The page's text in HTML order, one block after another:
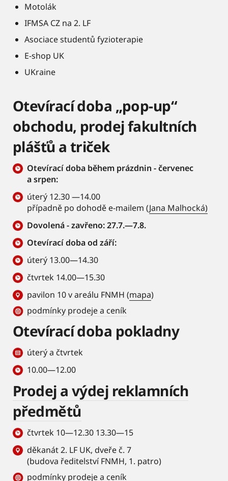
Motolák
IFMSA CZ na 2. LF
Asociace studentů fyzioterapie
E-shop UK
UKraine
Otevírací doba „pop-up“
obchodu, prodej fakultních
plášťů a triček
Otevírací doba během prázdnin - červenec
a srpen:
úterý 12.30 —14.00
případně po dohodě e-mailem (Jana Malhocká)
Dovolená - zavřeno: 27.7.—7.8.
Otevírací doba od září:
úterý 13.00—14.30
čtvrtek 14.00—15.30
pavilon 10 v areálu FNMH (mapa)
podmínky prodeje a ceník
Otevírací doba pokladny
úterý a čtvrtek
10.00—12.00
Prodej a výdej reklamních
předmětů
čtvrtek 10—12.30 13.30—15
děkanát 2. LF UK, dveře č. 7
(budova ředitelství FNMH, 1. patro)
podmínky prodeje a ceník